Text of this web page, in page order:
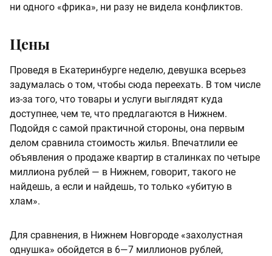
ни одного «фрика», ни разу не видела конфликтов.
Цены
Проведя в Екатеринбурге неделю, девушка всерьез
задумалась о том, чтобы сюда переехать. В том числе
из-за того, что товары и услуги выглядят куда
доступнее, чем те, что предлагаются в Нижнем.
Подойдя с самой практичной стороны, она первым
делом сравнила стоимость жилья. Впечатлили ее
объявления о продаже квартир в сталинках по четыре
миллиона рублей — в Нижнем, говорит, такого не
найдешь, а если и найдешь, то только «убитую в
хлам».
Для сравнения, в Нижнем Новгороде «захолустная
однушка» обойдется в 6—7 миллионов рублей,